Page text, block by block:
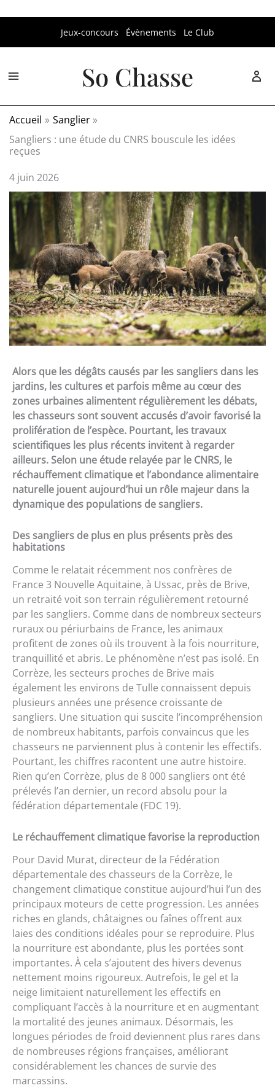
Jeux-concours Évènements Le Club
So Chasse
Accueil
Sanglier
Sangliers : une étude du CNRS bouscule les idées
reçues
4 juin 2026
Alors que les dégâts causés par les sangliers dans les
jardins, les cultures et parfois même au cœur des
zones urbaines alimentent régulièrement les débats,
les chasseurs sont souvent accusés d’avoir favorisé la
prolifération de l’espèce. Pourtant, les travaux
scientifiques les plus récents invitent à regarder
ailleurs. Selon une étude relayée par le CNRS, le
réchauffement climatique et l’abondance alimentaire
naturelle jouent aujourd’hui un rôle majeur dans la
dynamique des populations de sangliers.
Des sangliers de plus en plus présents près des
habitations
Comme le relatait récemment nos confrères de
France 3 Nouvelle Aquitaine, à Ussac, près de Brive,
un retraité voit son terrain régulièrement retourné
par les sangliers. Comme dans de nombreux secteurs
ruraux ou périurbains de France, les animaux
profitent de zones où ils trouvent à la fois nourriture,
tranquillité et abris. Le phénomène n’est pas isolé. En
Corrèze, les secteurs proches de Brive mais
également les environs de Tulle connaissent depuis
plusieurs années une présence croissante de
sangliers. Une situation qui suscite l’incompréhension
de nombreux habitants, parfois convaincus que les
chasseurs ne parviennent plus à contenir les effectifs.
Pourtant, les chiffres racontent une autre histoire.
Rien qu’en Corrèze, plus de 8 000 sangliers ont été
prélevés l’an dernier, un record absolu pour la
fédération départementale (FDC 19).
Le réchauffement climatique favorise la reproduction
Pour David Murat, directeur de la Fédération
départementale des chasseurs de la Corrèze, le
changement climatique constitue aujourd’hui l’un des
principaux moteurs de cette progression. Les années
riches en glands, châtaignes ou faînes offrent aux
laies des conditions idéales pour se reproduire. Plus
la nourriture est abondante, plus les portées sont
importantes. À cela s’ajoutent des hivers devenus
nettement moins rigoureux. Autrefois, le gel et la
neige limitaient naturellement les effectifs en
compliquant l’accès à la nourriture et en augmentant
la mortalité des jeunes animaux. Désormais, les
longues périodes de froid deviennent plus rares dans
de nombreuses régions françaises, améliorant
considérablement les chances de survie des
marcassins.